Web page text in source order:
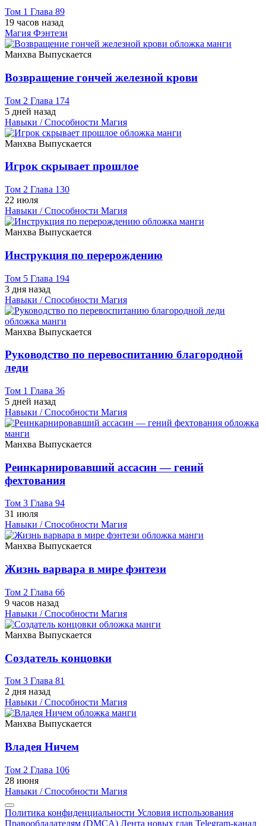
Том 1 Глава 89
19 часов назад
Магия Фэнтези
Манхва Выпускается
Возвращение гончей железной крови
Том 2 Глава 174
5 дней назад
Навыки / Способности Магия
Манхва Выпускается
Игрок скрывает прошлое
Том 2 Глава 130
22 июля
Навыки / Способности Магия
Манхва Выпускается
Инструкция по перерождению
Том 5 Глава 194
3 дня назад
Навыки / Способности Магия
Манхва Выпускается
Руководство по перевоспитанию благородной
леди
Том 1 Глава 36
5 дней назад
Навыки / Способности Магия
Манхва Выпускается
Реинкарнировавший ассасин — гений
фехтования
Том 3 Глава 94
31 июля
Навыки / Способности Магия
Манхва Выпускается
Жизнь варвара в мире фэнтези
Том 2 Глава 66
9 часов назад
Навыки / Способности Магия
Манхва Выпускается
Создатель концовки
Том 3 Глава 81
2 дня назад
Навыки / Способности Магия
Манхва Выпускается
Владея Ничем
Том 2 Глава 106
28 июня
Навыки / Способности Магия
Политика конфиденциальности Условия использования
Правообладателям (DMCA) Лента новых глав Telegram-канал